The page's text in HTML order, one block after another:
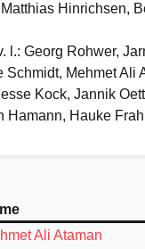
Hinrichsen,
l.: Georg Rohwer,
Schmidt, Mehmet Ali
Kock, Jannik
Hamann, Hauke
Ali Ataman